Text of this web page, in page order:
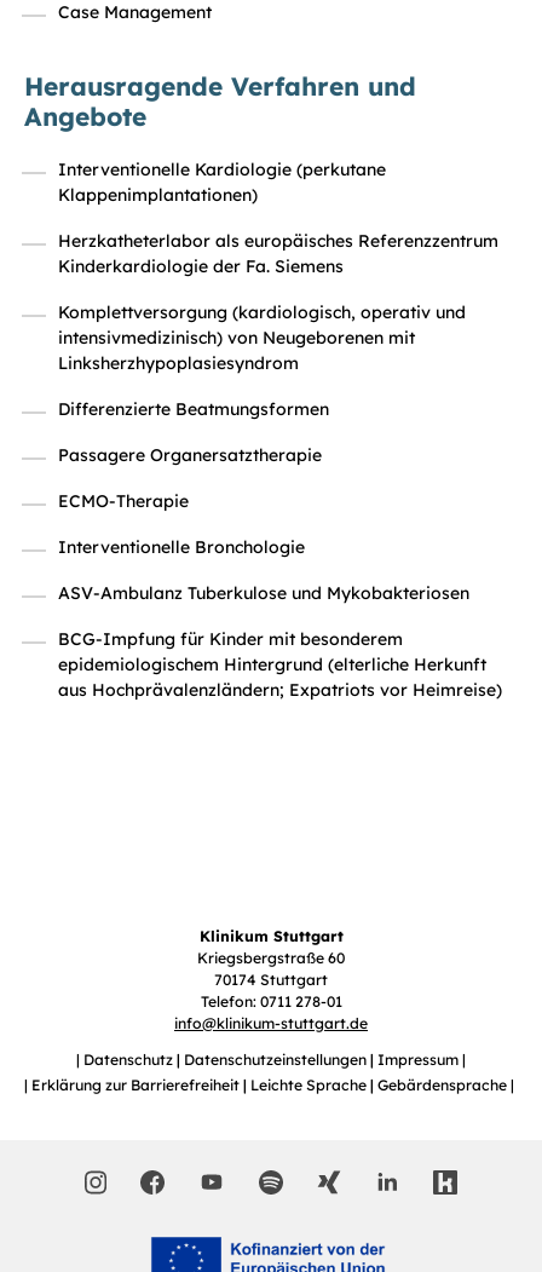
Case Management
Herausragende Verfahren und
Angebote
Interventionelle Kardiologie (perkutane
Klappenimplantationen)
Herzkatheterlabor als europäisches Referenzzentrum
Kinderkardiologie der Fa. Siemens
Komplettversorgung (kardiologisch, operativ und
intensivmedizinisch) von Neugeborenen mit
Linksherzhypoplasiesyndrom
Differenzierte Beatmungsformen
Passagere Organersatztherapie
ECMO-Therapie
Interventionelle Bronchologie
ASV-Ambulanz Tuberkulose und Mykobakteriosen
BCG-Impfung für Kinder mit besonderem
epidemiologischem Hintergrund (elterliche Herkunft
aus Hochprävalenzländern; Expatriots vor Heimreise)
Klinikum Stuttgart
Kriegsbergstraße 60
70174 Stuttgart
Telefon: 0711 278-01
info@klinikum-stuttgart.de
Datenschutz
Datenschutzeinstellungen Impressum
Erklärung zur Barrierefreiheit
Leichte Sprache Gebärdensprache